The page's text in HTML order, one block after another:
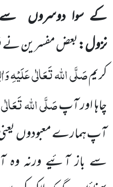
کے سوا دوسروں
نزول:بعض مفسریننے
کریمصَلَّی اللہ تَعَالٰی عَلَیْہِ
چاہا اور آپصَلَّی اللہ
آپ ہمارے معبودوں
سے باز آئیے ورنہ